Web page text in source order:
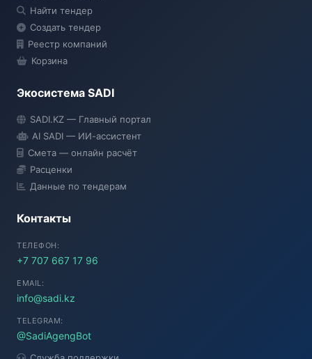
Найти тендер
Создать тендер
Реестр компаний
Корзина
Экосистема SADI
SADI.KZ — Главный портал
AI SADI — ИИ-ассистент
Смета — онлайн расчёт
Расценки
Данные по тендерам
Контакты
ТЕЛЕФОН:
+7 707 667 17 96
EMAIL:
info@sadi.kz
TELEGRAM:
@SadiAgengBot
● Подключение...